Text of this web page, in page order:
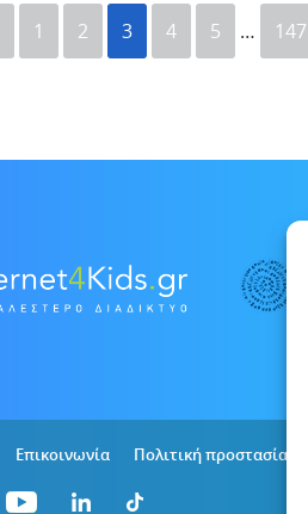
1 2 3 4 5 … 147
Επικοινωνία Πολιτική προστασίας